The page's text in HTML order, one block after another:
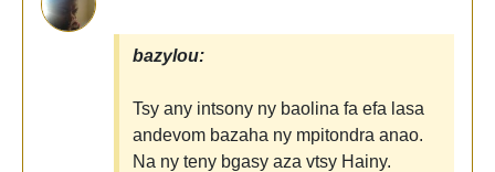
bazylou:
Tsy any intsony ny baolina fa efa lasa
andevom bazaha ny mpitondra anao.
Na ny teny bgasy aza vtsy Hainy.